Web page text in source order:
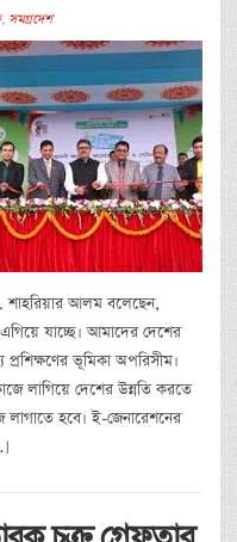
, সমগ্রদেশ
মো. শাহরিয়ার আলম বলেছেন,
যাচ্ছে। আমাদের দেশের
ভূমিকা অপরিসীম।
লাগিয়ে দেশের উন্নতি করতে
লাগাতে হবে। ই-জেনারেশনের